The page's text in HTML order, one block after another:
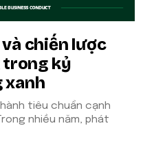
chiến lược
trong kỷ
xanh
tiêu chuẩn cạnh
nhiều năm, phát